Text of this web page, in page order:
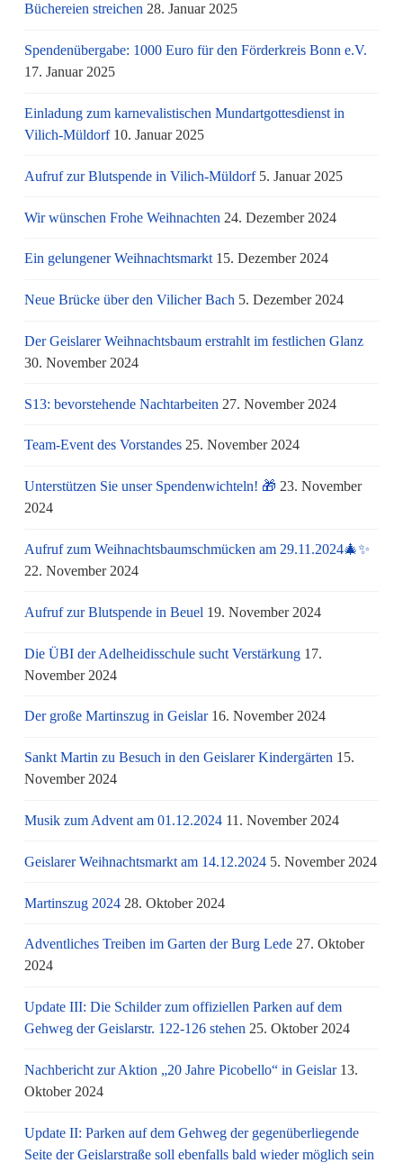
Büchereien streichen 28. Januar 2025
Spendenübergabe: 1000 Euro für den Förderkreis Bonn e.V.
17. Januar 2025
Einladung zum karnevalistischen Mundartgottesdienst in
Vilich-Müldorf 10. Januar 2025
Aufruf zur Blutspende in Vilich-Müldorf 5. Januar 2025
Wir wünschen Frohe Weihnachten 24. Dezember 2024
Ein gelungener Weihnachtsmarkt 15. Dezember 2024
Neue Brücke über den Vilicher Bach 5. Dezember 2024
Der Geislarer Weihnachtsbaum erstrahlt im festlichen Glanz
30. November 2024
S13: bevorstehende Nachtarbeiten 27. November 2024
Team-Event des Vorstandes 25. November 2024
Unterstützen Sie unser Spendenwichteln! 🎁 23. November
2024
Aufruf zum Weihnachtsbaumschmücken am 29.11.2024🎄✨
22. November 2024
Aufruf zur Blutspende in Beuel 19. November 2024
Die ÜBI der Adelheidisschule sucht Verstärkung 17.
November 2024
Der große Martinszug in Geislar 16. November 2024
Sankt Martin zu Besuch in den Geislarer Kindergärten 15.
November 2024
Musik zum Advent am 01.12.2024 11. November 2024
Geislarer Weihnachtsmarkt am 14.12.2024 5. November 2024
Martinszug 2024 28. Oktober 2024
Adventliches Treiben im Garten der Burg Lede 27. Oktober
2024
Update III: Die Schilder zum offiziellen Parken auf dem
Gehweg der Geislarstr. 122-126 stehen 25. Oktober 2024
Nachbericht zur Aktion „20 Jahre Picobello“ in Geislar 13.
Oktober 2024
Update II: Parken auf dem Gehweg der gegenüberliegende
Seite der Geislarstraße soll ebenfalls bald wieder möglich sein